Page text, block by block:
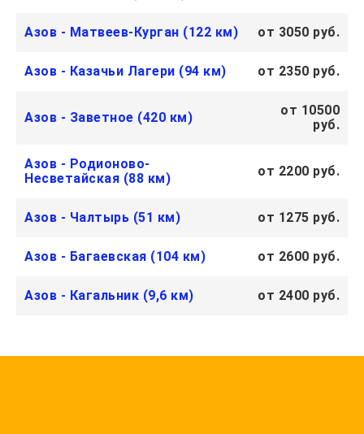
Азов - Матвеев-Курган (122 км) от 3050 руб.
Азов - Казачьи Лагери (94 км) от 2350 руб.
Азов - Заветное (420 км)
от 10500
руб.
Азов - Родионово-
Несветайская (88 км)
от 2200 руб.
Азов - Чалтырь (51 км) от 1275 руб.
Азов - Багаевская (104 км) от 2600 руб.
Азов - Кагальник (9,6 км) от 2400 руб.